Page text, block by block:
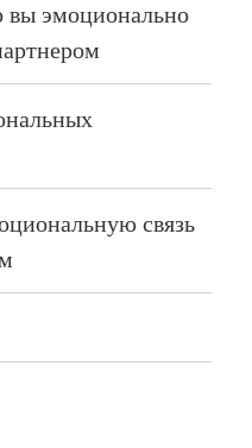
вы эмоционально
связь